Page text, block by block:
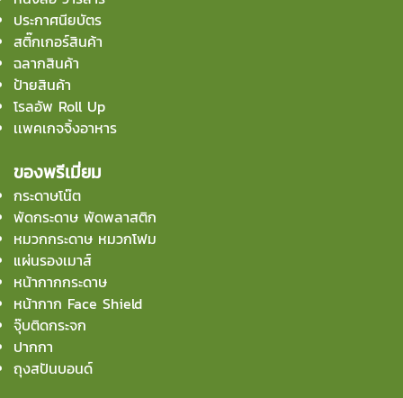
ประกาศนียบัตร
สติ๊กเกอร์สินค้า
ฉลากสินค้า
ป้ายสินค้า
โรลอัพ Roll Up
เเพคเกจจิ้งอาหาร
ของพรีเมี่ยม
กระดาษโน๊ต
พัดกระดาษ พัดพลาสติก
หมวกกระดาษ หมวกโฟม
แผ่นรองเมาส์
หน้ากากกระดาษ
หน้ากาก Face Shield
จุ๊บติดกระจก
ปากกา
ถุงสปันบอนด์